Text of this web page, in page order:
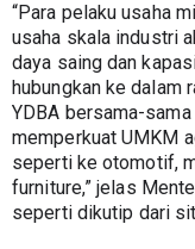
“Para pelaku usaha
usaha skala industri
daya saing dan
hubungkan ke dalam
YDBA bersama-
memperkuat UMKM
seperti ke otomotif,
furniture,” jelas
seperti dikutip dari